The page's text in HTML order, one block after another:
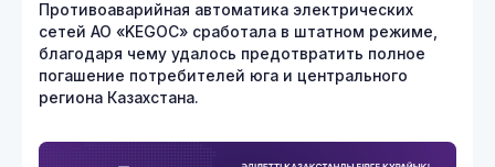
Противоаварийная автоматика электрических
сетей АО «KEGOC» сработала в штатном режиме,
благодаря чему удалось предотвратить полное
погашение потребителей юга и центрального
региона Казахстана.